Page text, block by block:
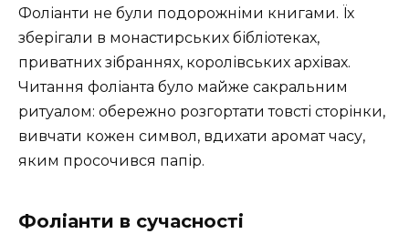
Фоліанти не були подорожніми книгами. Їх
зберігали в монастирських бібліотеках,
приватних зібраннях, королівських архівах.
Читання фоліанта було майже сакральним
ритуалом: обережно розгортати товсті сторінки,
вивчати кожен символ, вдихати аромат часу,
яким просочився папір.
Фоліанти в сучасності